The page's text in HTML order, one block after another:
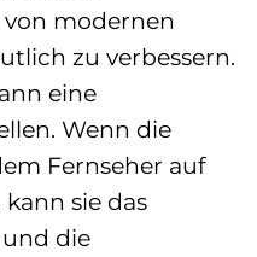
modernen
zu verbessern.
eine
Wenn die
Fernseher auf
sie das
die